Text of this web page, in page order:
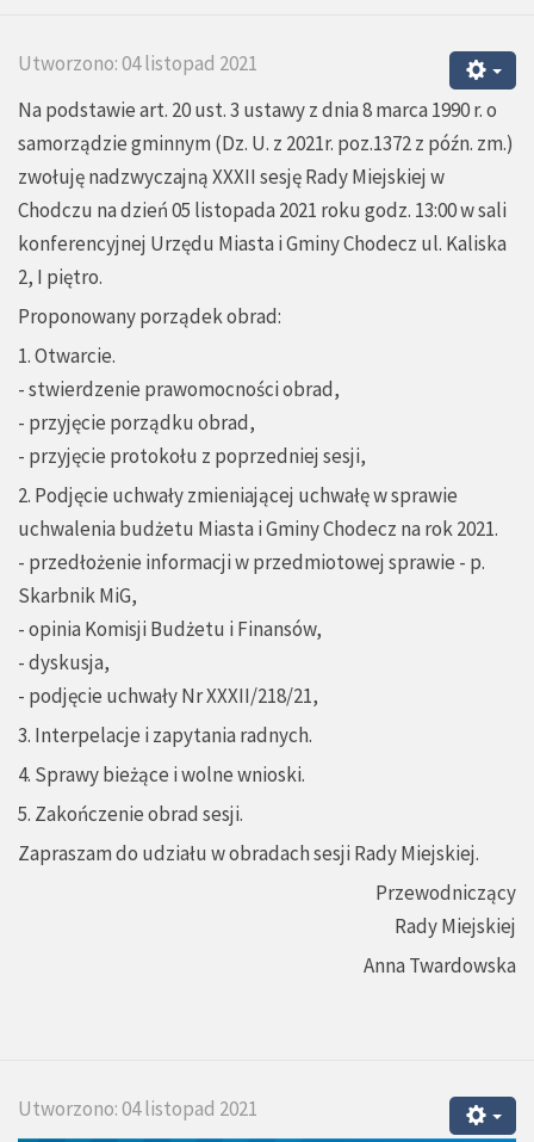
Utworzono: 04 listopad 2021
Na podstawie art. 20 ust. 3 ustawy z dnia 8 marca 1990 r. o
samorządzie gminnym (Dz. U. z 2021r. poz.1372 z późn. zm.)
zwołuję nadzwyczajną XXXII sesję Rady Miejskiej w
Chodczu na dzień 05 listopada 2021 roku godz. 13:00 w sali
konferencyjnej Urzędu Miasta i Gminy Chodecz ul. Kaliska
2, I piętro.
Proponowany porządek obrad:
1. Otwarcie.
- stwierdzenie prawomocności obrad,
- przyjęcie porządku obrad,
- przyjęcie protokołu z poprzedniej sesji,
2. Podjęcie uchwały zmieniającej uchwałę w sprawie
uchwalenia budżetu Miasta i Gminy Chodecz na rok 2021.
- przedłożenie informacji w przedmiotowej sprawie - p.
Skarbnik MiG,
- opinia Komisji Budżetu i Finansów,
- dyskusja,
- podjęcie uchwały Nr XXXII/218/21,
3. Interpelacje i zapytania radnych.
4. Sprawy bieżące i wolne wnioski.
5. Zakończenie obrad sesji.
Zapraszam do udziału w obradach sesji Rady Miejskiej.
Przewodniczący
Rady Miejskiej
Anna Twardowska
Utworzono: 04 listopad 2021